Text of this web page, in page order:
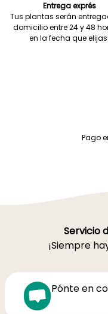
Entrega exprés
Tus plantas serán
domicilio entre 24 y 48
en la fecha que elijas.
Pago
Servicio
¡Siempre
Pónte en